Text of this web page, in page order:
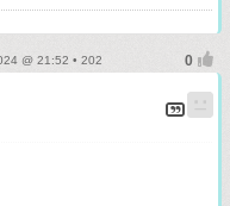
@ 21:52 • 202